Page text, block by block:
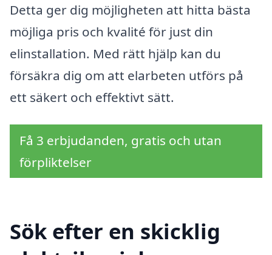
Detta ger dig möjligheten att hitta bästa
möjliga pris och kvalité för just din
elinstallation. Med rätt hjälp kan du
försäkra dig om att elarbeten utförs på
ett säkert och effektivt sätt.
Få 3 erbjudanden, gratis och utan
förpliktelser
Sök efter en skicklig